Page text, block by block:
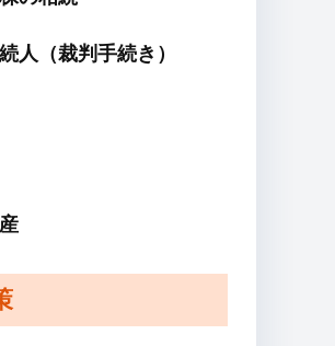
人（裁判手続き）